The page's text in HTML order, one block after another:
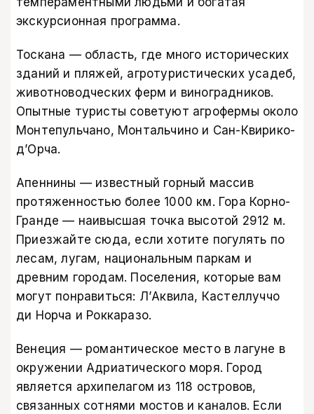
экскурсионная программа.
Тоскана — область, где много исторических
зданий и пляжей, агротуристических усадеб,
животноводческих ферм и виноградников.
Опытные туристы советуют агрофермы около
Монтепульчано, Монтальчино и Сан-Квирико-
д’Орча.
Апеннины — известный горный массив
протяженностью более 1000 км. Гора Корно-
Гранде — наивысшая точка высотой 2912 м.
Приезжайте сюда, если хотите погулять по
лесам, лугам, национальным паркам и
древним городам. Поселения, которые вам
могут понравиться: Л’Аквила, Кастеллуччо
ди Норча и Роккаразо.
Венеция — романтическое место в лагуне в
окружении Адриатического моря. Город
является архипелагом из 118 островов,
связанных сотнями мостов и каналов. Если